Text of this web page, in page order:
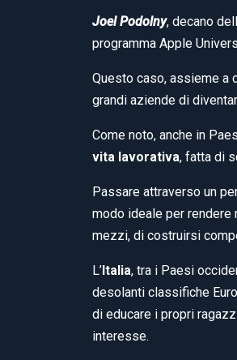
Joel Podolny, decano
programma Apple
Questo caso, assieme a
grandi aziende di
Come noto, anche in
vita lavorativa, fatta di
Passare attraverso un
modo ideale per rendere
mezzi, di costruirsi
L’Italia, tra i Paesi
desolanti classifiche
di educare i propri
interesse.